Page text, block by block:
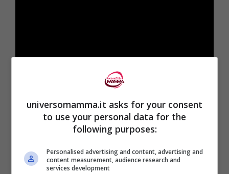
Partendo dal fatto che iragazzi amano
condividere tali immagini in rete
proprio gli atti di bullismo compiuti, questa
iniziativa vuole fare il contrario:
universomamma.it asks for your consent
to use your personal data for the
following purposes:
Personalised advertising and content, advertising and
content measurement, audience research and
services development